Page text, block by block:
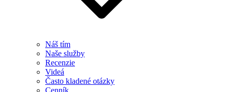
Náš tím
Naše služby
Recenzie
Videá
Často kladené otázky
Cenník